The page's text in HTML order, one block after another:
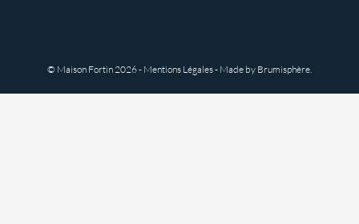
© Maison Fortin 2026 - Mentions Légales- Made by Brumisphère